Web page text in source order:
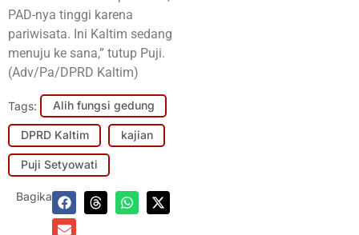
PAD-nya tinggi karena
pariwisata. Ini Kaltim sedang
menuju ke sana,” tutup Puji.
(Adv/Pa/DPRD Kaltim)
Tags: Alih fungsi gedung
DPRD Kaltim kajian
Puji Setyowati
Bagikan: